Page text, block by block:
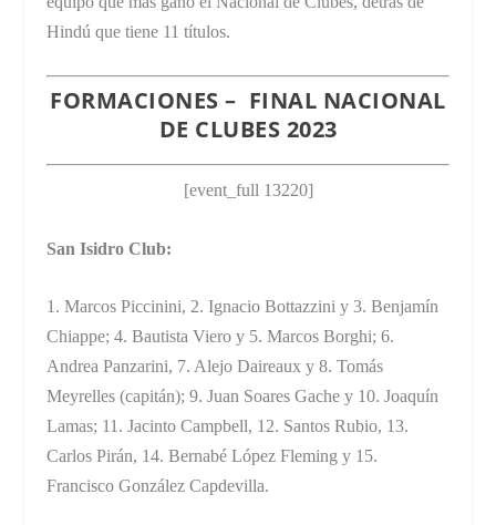
Hindú que tiene 11 títulos.
FORMACIONES – FINAL NACIONAL
DE CLUBES 2023
[event_full 13220]
San Isidro Club:
1. Marcos Piccinini, 2. Ignacio Bottazzini y 3. Benjamín
Chiappe; 4. Bautista Viero y 5. Marcos Borghi; 6.
Andrea Panzarini, 7. Alejo Daireaux y 8. Tomás
Meyrelles (capitán); 9. Juan Soares Gache y 10. Joaquín
Lamas; 11. Jacinto Campbell, 12. Santos Rubio, 13.
Carlos Pirán, 14. Bernabé López Fleming y 15.
Francisco González Capdevilla.